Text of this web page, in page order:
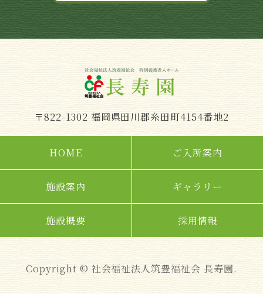
〒822-1302 福岡県田川郡糸田町4154番地2
HOME ご入所案内
施設案内 ギャラリー
施設概要 採用情報
Copyright © 社会福祉法人筑豊福祉会 長寿園.